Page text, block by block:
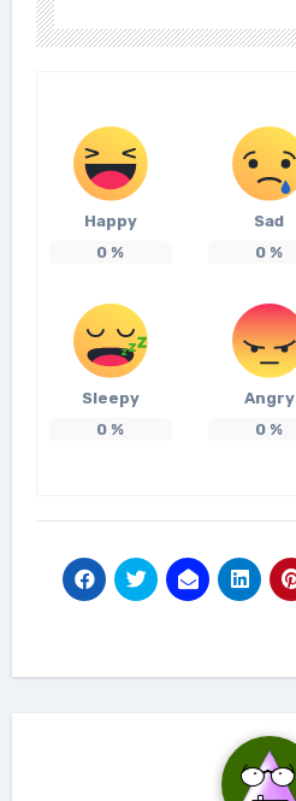
Happy
0 %
Sad
0 %
Sleepy
0 %
Angry
0 %